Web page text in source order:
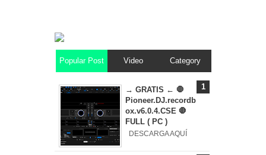
Popular Post Video Category
→ GRATIS ← 🛑
Pioneer.DJ.recordb
ox.v6.0.4.CSE 🛑
FULL ( PC )
DESCARGA AQUÍ